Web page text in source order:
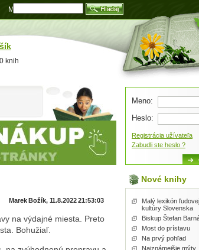
Marek Božík, 11.8.2022 21:53:03
na výdajné miesta. Preto
Bohužiaľ.
Nové knihy
Malý lexikón ľudovej
kultúry Slovenska
Biskup Štefan
Most do prístavu
Na prvý pohľad
Najznámejšie mýty
Meno:
Heslo:
Registrácia užívateľa
Zabudli ste heslo ?
knih
Mapa